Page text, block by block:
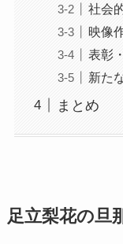
社会
映像
表彰
新た
まとめ
足立梨花の旦